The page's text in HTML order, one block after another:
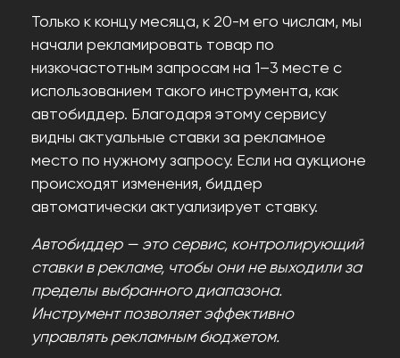
Только к концу месяца, к 20-м его числам, мы
начали рекламировать товар по
низкочастотным запросам на 1–3 месте с
использованием такого инструмента, как
автобиддер. Благодаря этому сервису
видны актуальные ставки за рекламное
место по нужному запросу. Если на аукционе
происходят изменения, биддер
автоматически актуализирует ставку.
Автобиддер — это сервис, контролирующий
ставки в рекламе, чтобы они не выходили за
пределы выбранного диапазона.
Инструмент позволяет эффективно
управлять рекламным бюджетом.